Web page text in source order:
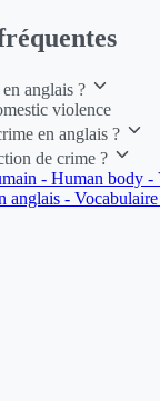
anglais ?
violence
en anglais ?
de crime ?
- Human body -
anglais -